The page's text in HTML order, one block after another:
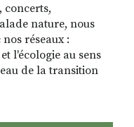
concerts,
nature, nous
réseaux :
et l'écologie au sens
de la transition